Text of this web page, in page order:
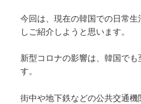
今回は、現在の韓国での日常
しご紹介しようと思います。
新型コロナの影響は、韓国で
す。
街中や地下鉄などの公共交通